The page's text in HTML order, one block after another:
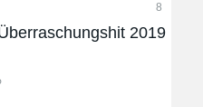
8